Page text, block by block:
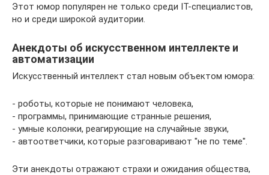
Этот юмор популярен не только среди IT-специалистов,
но и среди широкой аудитории.
Анекдоты об искусственном интеллекте и
автоматизации
Искусственный интеллект стал новым объектом юмора:
- роботы, которые не понимают человека,
- программы, принимающие странные решения,
- умные колонки, реагирующие на случайные звуки,
- автоответчики, которые разговаривают "не по теме".
Эти анекдоты отражают страхи и ожидания общества,